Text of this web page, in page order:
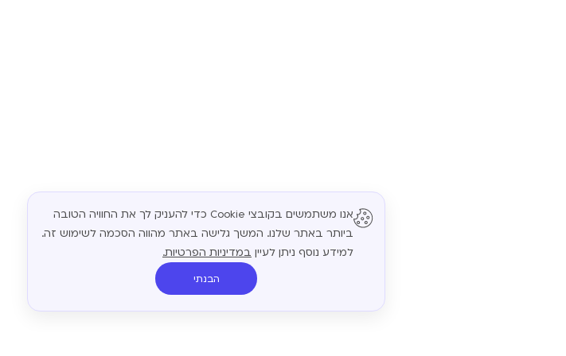
אנו משתמשים בקובצי Cookie כדי להעניק לך את החוויה הטובה
ביותר באתר שלנו. המשך גלישה באתר מהווה הסכמה לשימוש זה.
למידע נוסף ניתן לעיין במדיניות הפרטיות.
הבנתי